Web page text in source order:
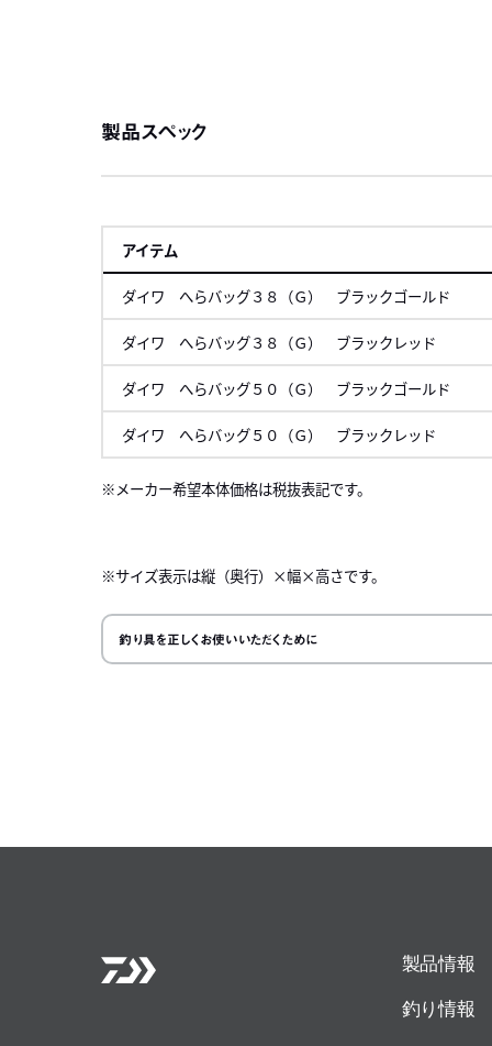
製品スペック
アイテム
ダイワ へらバッグ３８（Ｇ） ブラックゴールド
ダイワ へらバッグ３８（Ｇ） ブラックレッド
ダイワ へらバッグ５０（Ｇ） ブラックゴールド
ダイワ へらバッグ５０（Ｇ） ブラックレッド
メーカー希望本体価格は税抜表記です。
※サイズ表示は縦（奥行）×幅×高さです。
釣り具を正しくお使いいただくために
製品情報
釣り情報